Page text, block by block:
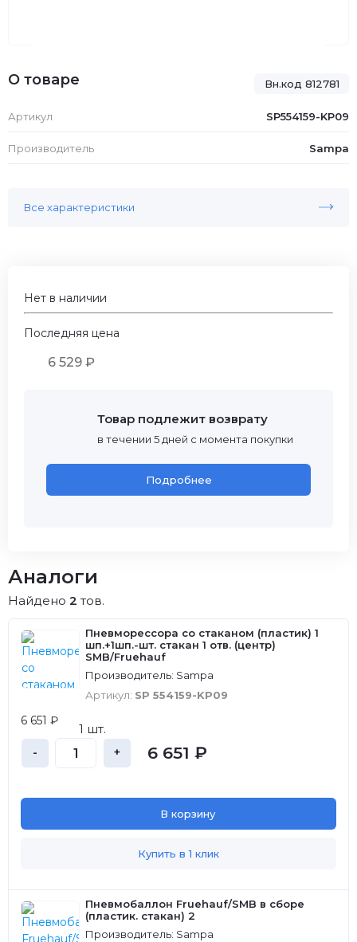
Вн.код 812781
О товаре
Артикул SP554159-KP09
Производитель Sampa
Все характеристики
Нет в наличии
Последняя цена
6 529 ₽
Товар подлежит возврату
в течении 5 дней с момента покупки
Подробнее
Аналоги
Найдено 2 тов.
Пневморессора со стаканом (пластик) 1
шп.+1шп.-шт. стакан 1 отв. (центр)
SMB/Fruehauf
Производитель: Sampa
Артикул: SP 554159-KP09
6 651 ₽
1 шт.
- + 6 651 ₽
В корзину
Купить в 1 клик
Пневмобаллон Fruehauf/SMB в сборе
(пластик. стакан) 2
Производитель: Sampa